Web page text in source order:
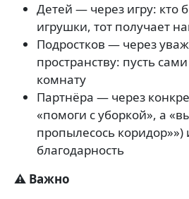
Детей — через игру: кто
игрушки, тот получает
Подростков — через
пространству: пусть
комнату
Партнёра — через
«помоги с уборкой», а
пропылесось
благодарность
⚠️ Важно